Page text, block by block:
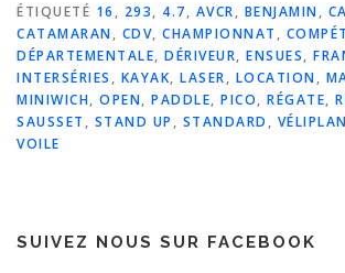
ÉTIQUETÉ 16 , 293, 4.7, AVCR, BENJAMIN,
CATAMARAN, CDV, CHAMPIONNAT ,
DÉPARTEMENTALE, DÉRIVEUR, ENSUES,
INTERSÉRIES , KAYAK, LASER, LOCATION,
MINIWICH, OPEN, PADDLE, PICO, RÉGATE,
SAUSSET , STAND UP , STANDARD ,
VOILE
SUIVEZ NOUS SUR FACEBOOK